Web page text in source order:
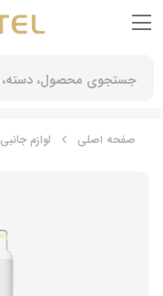
صفحه اصلی لوازم جانبی